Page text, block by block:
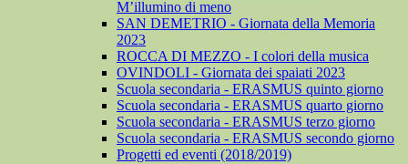
M’illumino di meno
SAN DEMETRIO - Giornata della Memoria
2023
ROCCA DI MEZZO - I colori della musica
OVINDOLI - Giornata dei spaiati 2023
Scuola secondaria - ERASMUS quinto giorno
Scuola secondaria - ERASMUS quarto giorno
Scuola secondaria - ERASMUS terzo giorno
Scuola secondaria - ERASMUS secondo giorno
Progetti ed eventi (2018/2019)